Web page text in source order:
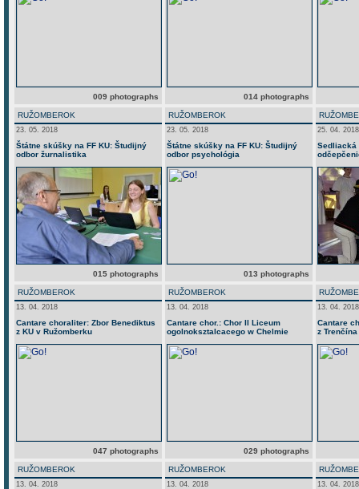
009 photographs 014 photographs
RUŽOMBEROK
23. 05. 2018
Štátne skúšky na FF KU: Študijný
odbor žurnalistika
015 photographs
RUŽOMBEROK
23. 05. 2018
Štátne skúšky na FF KU: Študijný
odbor psychológia
013 photographs
25. 04. 2018
Sedliacká
RUŽOMBEROK
13. 04. 2018
Cantare choraliter: Zbor Benediktus
z KU v Ružomberku
047 photographs
RUŽOMBEROK
13. 04. 2018
Cantare chor.: Chor Il Liceum
ogolnoksztalcacego w Chelmie
029 photographs
13. 04. 2018
Cantare
z Trenčína
RUŽOMBEROK
13. 04. 2018
RUŽOMBEROK
13. 04. 2018 13. 04. 2018